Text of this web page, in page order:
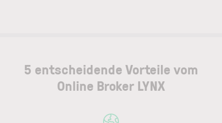
5 entscheidende Vorteile vom
Online Broker LYNX